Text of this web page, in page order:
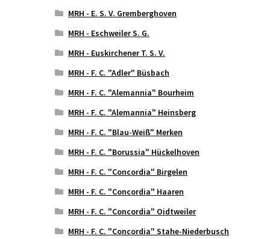
MRH - E. S. V. Gremberghoven
MRH - Eschweiler S. G.
MRH - Euskirchener T. S. V.
MRH - F. C. "Adler" Büsbach
MRH - F. C. "Alemannia" Bourheim
MRH - F. C. "Alemannia" Heinsberg
MRH - F. C. "Blau-Weiß" Merken
MRH - F. C. "Borussia" Hückelhoven
MRH - F. C. "Concordia" Birgelen
MRH - F. C. "Concordia" Haaren
MRH - F. C. "Concordia" Oidtweiler
MRH - F. C. "Concordia" Stahe-Niederbusch